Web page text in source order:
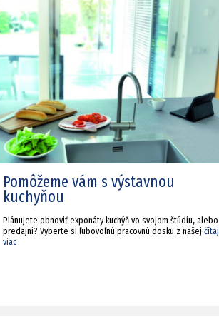
Pomôžeme vám s výstavnou
kuchyňou
Plánujete obnoviť exponáty kuchýň vo svojom štúdiu, alebo
predajni? Vyberte si ľubovoľnú pracovnú dosku z našej čítaj
viac